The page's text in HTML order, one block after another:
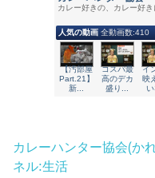
カレーハンター協会(
ネル:生活